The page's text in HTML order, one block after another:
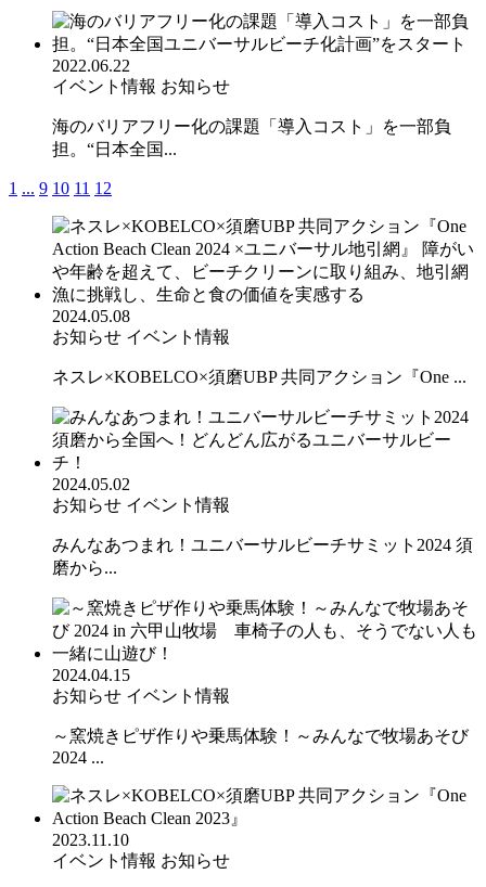
2022.06.22
イベント情報 お知らせ
海のバリアフリー化の課題「導入コスト」を一部負
担。“日本全国...
1 ... 9 10 11 12
2024.05.08
お知らせ イベント情報
ネスレ×KOBELCO×須磨UBP 共同アクション『One ...
2024.05.02
お知らせ イベント情報
みんなあつまれ！ユニバーサルビーチサミット2024 須
磨から...
2024.04.15
お知らせ イベント情報
～窯焼きピザ作りや乗馬体験！～みんなで牧場あそび
2024 ...
2023.11.10
イベント情報 お知らせ